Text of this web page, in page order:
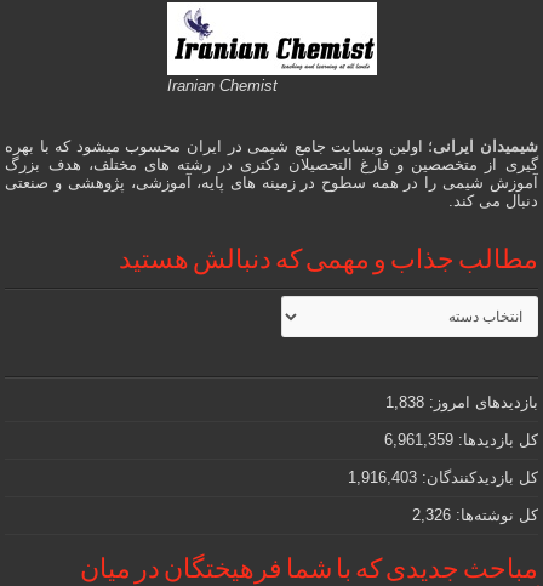
Iranian Chemist
شیمیدان ایرانی؛ اولین وبسایت جامع شیمی در ایران محسوب میشود که با بهره
گیری از متخصصین و فارغ التحصیلان دکتری در رشته های مختلف، هدف بزرگ
آموزش شیمی را در همه سطوح در زمینه های پایه، آموزشی، پژوهشی و صنعتی
دنبال می کند.
مطالب جذاب و مهمی که دنبالش هستید
مطالب
جذاب
و
که
دنبالش
هستید
بازدیدهای امروز: 1,838
کل بازدیدها: 6,961,359
کل بازدیدکنند‌گان: 1,916,403
کل نوشته‌ها: 2,326
مباحث جدیدی که با شما فرهیختگان در میان